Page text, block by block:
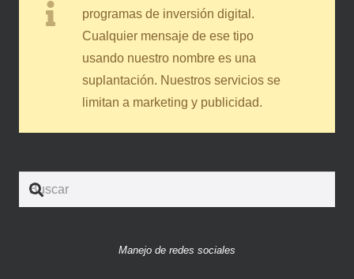
programas de inversión digital.
Cualquier mensaje de ese tipo
usando nuestro nombre es una
suplantación. Nuestros servicios se
limitan a marketing y publicidad.
Manejo de redes sociales